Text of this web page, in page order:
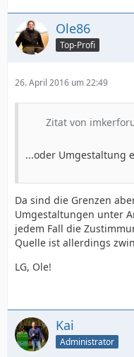
Ole86
Top-Profi
26. April 2016 um 22:49
Zitat von
...oder Umgestaltung
Da sind die Grenzen
Umgestaltungen unter
jedem Fall die
Quelle ist allerdings
LG, Ole!
Kai
Administrator